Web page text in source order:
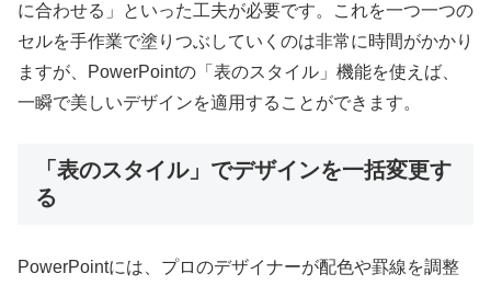
に合わせる」といった工夫が必要です。これを一つ一つの
セルを手作業で塗りつぶしていくのは非常に時間がかかり
ますが、PowerPointの「表のスタイル」機能を使えば、
一瞬で美しいデザインを適用することができます。
「表のスタイル」でデザインを一括変更す
る
PowerPointには、プロのデザイナーが配色や罫線を調整